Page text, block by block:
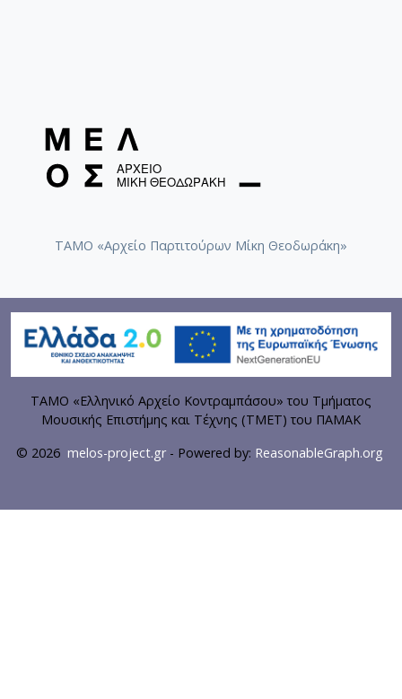
ΤΑΜΟ «Αρχείο Παρτιτούρων Μίκη Θεοδωράκη»
ΤΑΜΟ «Ελληνικό Αρχείο Κοντραμπάσου» του Τμήματος
Μουσικής Επιστήμης και Τέχνης (ΤΜΕΤ) του ΠΑΜΑΚ
© 2026 melos-project.gr- Powered by: ReasonableGraph.org